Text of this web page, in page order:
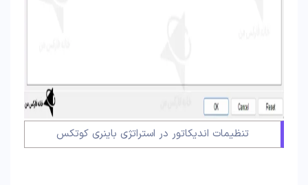
تنظیمات اندیکاتور در استراتژی باینری کوتکس